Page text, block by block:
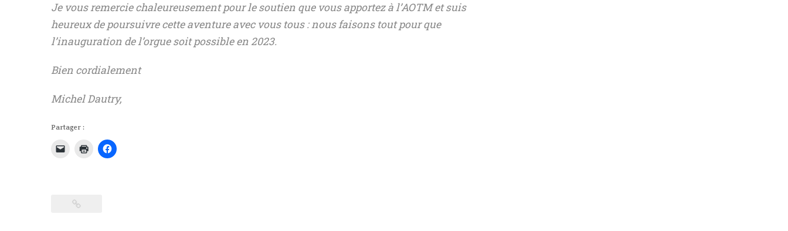
Je vous remercie chaleureusement pour le soutien que vous apportez à l’AOTM et suis
heureux de poursuivre cette aventure avec vous tous : nous faisons tout pour que
l’inauguration de l’orgue soit possible en 2023.
Bien cordialement
Michel Dautry,
Partager :